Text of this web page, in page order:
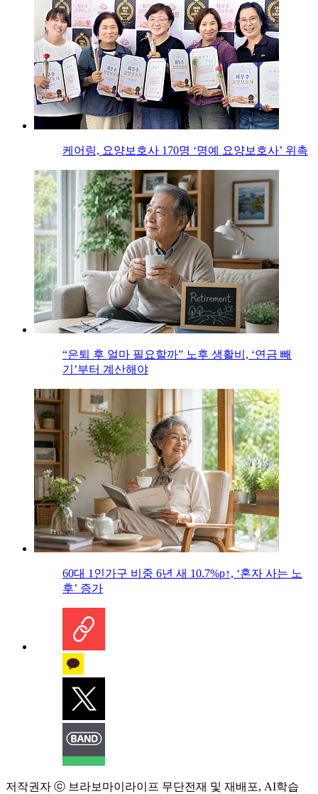
케어링, 요양보호사 170명 ‘명예 요양보호사’ 위촉
“은퇴 후 얼마 필요할까” 노후 생활비, ‘연금 빼
기’부터 계산해야
60대 1인가구 비중 6년 새 10.7%p↑, ‘혼자 사는 노
후’ 증가
저작권자 ⓒ 브라보마이라이프 무단전재 및 재배포, AI학습